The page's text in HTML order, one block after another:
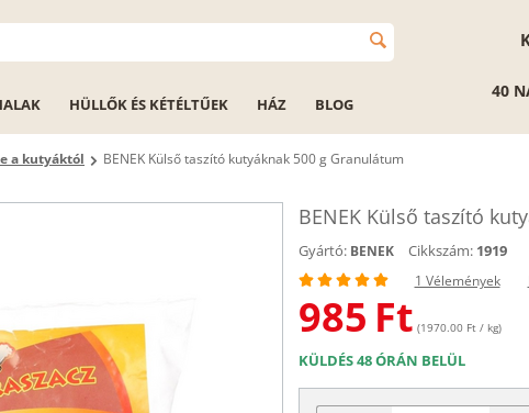
HÜLLŐK ÉS KÉTÉLTŰEK HÁZ BLOG
40
a kutyáktól BENEK Külső taszító kutyáknak 500 g Granulátum
BENEK Külső taszító
Gyártó: BENEK Cikkszám: 1919
1 Vélemények
985 Ft (1970.00 Ft / kg)
KÜLDÉS 48 ÓRÁN BELÜL